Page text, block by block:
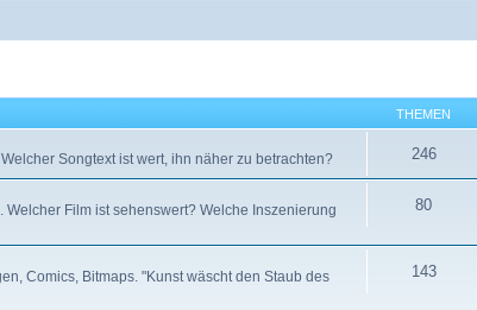
THEMEN
Songtext ist wert, ihn näher zu betrachten? 246
Film ist sehenswert? Welche Inszenierung
80
Comics, Bitmaps. "Kunst wäscht den Staub des
143